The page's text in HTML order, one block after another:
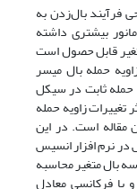
فرآیند بال‌زدن به
بیشتری داشته
قابل حصول است
حمله بال میسر
حمله ثابت در سیکل
زاویه حمله
مقاله است. در این
نرم افزار انسیس
بال متغیر محاسبه
با فرکانسی معادل